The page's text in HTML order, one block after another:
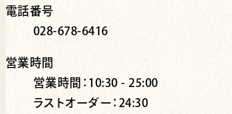
電話番号
028-678-6416
営業時間
営業時間：10:30 - 25:00
ラストオーダー：24:30